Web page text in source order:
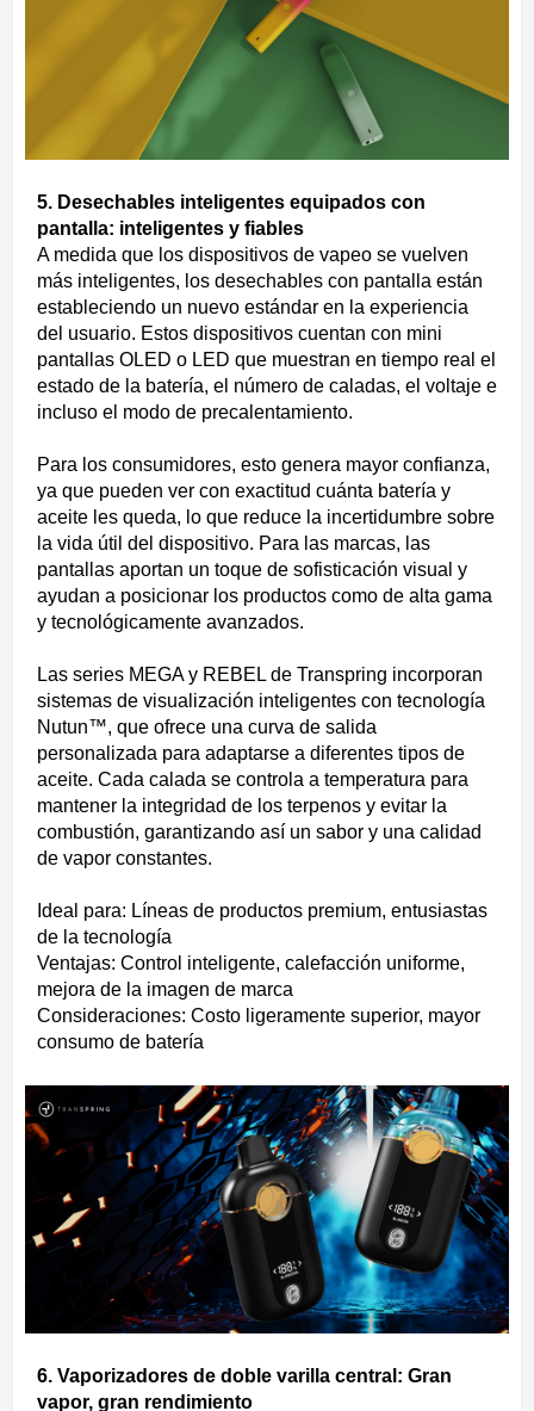
5. Desechables inteligentes equipados con
pantalla: inteligentes y fiables
A medida que los dispositivos de vapeo se vuelven
más inteligentes, los desechables con pantalla están
estableciendo un nuevo estándar en la experiencia
del usuario. Estos dispositivos cuentan con mini
pantallas OLED o LED que muestran en tiempo real el
estado de la batería, el número de caladas, el voltaje e
incluso el modo de precalentamiento.
Para los consumidores, esto genera mayor confianza,
ya que pueden ver con exactitud cuánta batería y
aceite les queda, lo que reduce la incertidumbre sobre
la vida útil del dispositivo. Para las marcas, las
pantallas aportan un toque de sofisticación visual y
ayudan a posicionar los productos como de alta gama
y tecnológicamente avanzados.
Las series MEGA y REBEL de Transpring incorporan
sistemas de visualización inteligentes con tecnología
Nutun™, que ofrece una curva de salida
personalizada para adaptarse a diferentes tipos de
aceite. Cada calada se controla a temperatura para
mantener la integridad de los terpenos y evitar la
combustión, garantizando así un sabor y una calidad
de vapor constantes.
Ideal para: Líneas de productos premium, entusiastas
de la tecnología
Ventajas: Control inteligente, calefacción uniforme,
mejora de la imagen de marca
Consideraciones: Costo ligeramente superior, mayor
consumo de batería
6. Vaporizadores de doble varilla central: Gran
vapor, gran rendimiento